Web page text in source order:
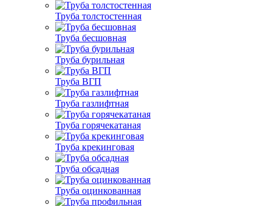
Труба толстостенная
Труба бесшовная
Труба бурильная
Труба ВГП
Труба газлифтная
Труба горячекатаная
Труба крекинговая
Труба обсадная
Труба оцинкованная